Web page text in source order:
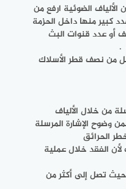
الضوئية ارفع من
كبير منها داخل الحزمة
أو عدد قنوات البث
.
من نصف قطر الأسلاك
من خلال الألياف
وضوح الإشارة المرسلة
الحرائق
الفقد خلال عملية
حيث تصل إلى أكثر من